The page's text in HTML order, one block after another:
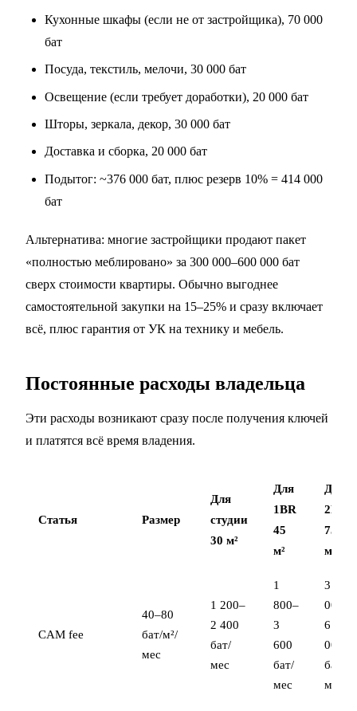
Кухонные шкафы (если не от застройщика), 70 000
бат
Посуда, текстиль, мелочи, 30 000 бат
Освещение (если требует доработки), 20 000 бат
Шторы, зеркала, декор, 30 000 бат
Доставка и сборка, 20 000 бат
Подытог: ~376 000 бат, плюс резерв 10% = 414 000
бат
Альтернатива: многие застройщики продают пакет
«полностью меблировано» за 300 000–600 000 бат
сверх стоимости квартиры. Обычно выгоднее
самостоятельной закупки на 15–25% и сразу включает
всё, плюс гарантия от УК на технику и мебель.
Постоянные расходы владельца
Эти расходы возникают сразу после получения ключей
и платятся всё время владения.
Статья Размер
Для
студии
30 м²
Для
1BR
45
м²
Для
2BR
75
м²
CAM fee
40–80
бат/м²/
мес
1 200–
2 400
бат/
мес
1
800–
3
600
бат/
мес
3
000–
6
000
бат/
мес